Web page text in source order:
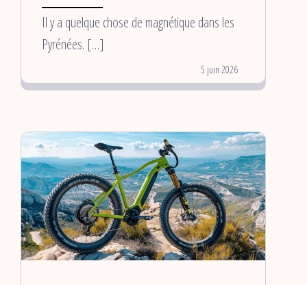
Il y a quelque chose de magnétique dans les
Pyrénées. […]
5 juin 2026